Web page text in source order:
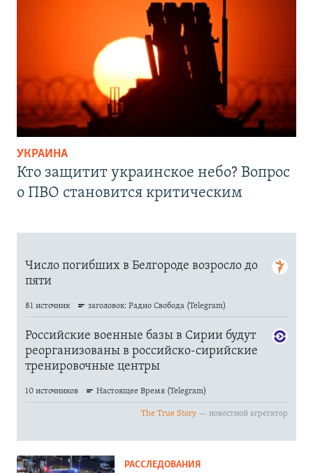
УКРАИНА
Кто защитит украинское небо? Вопрос
о ПВО становится критическим
РАССЛЕДОВАНИЯ